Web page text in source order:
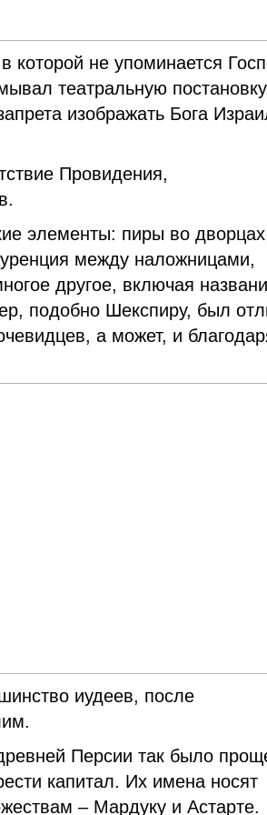
которой не упоминается
театральную
изображать Бога
Провидения,
элементы: пиры во
между наложницами,
другое, включая
подобно Шекспиру, был
а может, и
иудеев, после
Персии так было
капитал. Их имена носят
– Мардуку и Астарте.